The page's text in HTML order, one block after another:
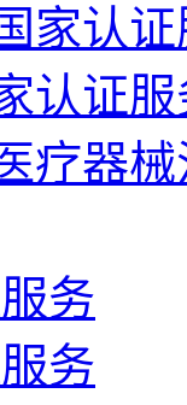
家认
认证服
疗器
务
务